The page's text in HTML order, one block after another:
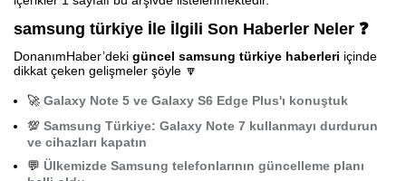
samsung türkiye İle İlgili Son Haberler Neler ❓
DonanımHaber’deki güncel samsung türkiye haberleri içinde
dikkat çeken gelişmeler şöyle 🔽
🚀 Galaxy Note 5 ve Galaxy S6 Edge Plus'ı konuştuk
💯 Samsung Türkiye: Galaxy Note 7 kullanmayı durdurun
ve cihazları kapatın
💬 Ülkemizde Samsung telefonlarının güncelleme planı